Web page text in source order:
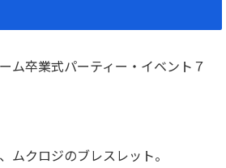
ム卒業式パーティー・イベント７
ムクロジのブレスレット。